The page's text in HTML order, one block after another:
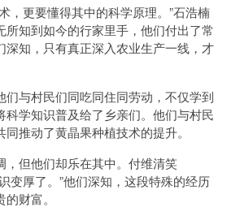
，更要懂得其中的科学原理。”石浩楠
知到如今的行家里手，他们付出了常
深知，只有真正深入农业生产一线，才
们与村民们同吃同住同劳动，不仅学到
科学知识普及给了乡亲们。他们与村民
推动了黄晶果种植技术的提升。
，但他们却乐在其中。付维清笑
变厚了。”他们深知，这段特殊的经历
财富。